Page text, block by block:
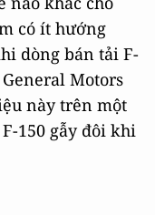
có ít hướng
dòng bán tải F-
Motors
này trên một
150 gẫy đôi khi